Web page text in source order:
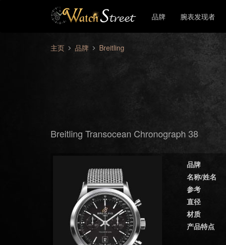
品牌 腕表发现者
主页 品牌 Breitling
Breitling Transocean Chronograph 38
品牌
名称/姓名
参考
直径
材质
产品特点